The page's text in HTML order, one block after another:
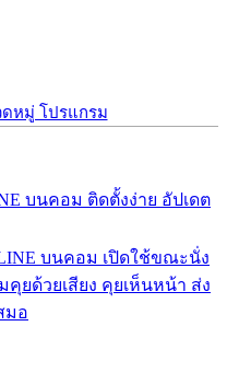
หมู่ โปรแกรม
บนคอม ติดตั้งง่าย อัปเดต
บนคอม เปิดใช้ขณะนั่ง
ยด้วยเสียง คุยเห็นหน้า ส่ง
มอ